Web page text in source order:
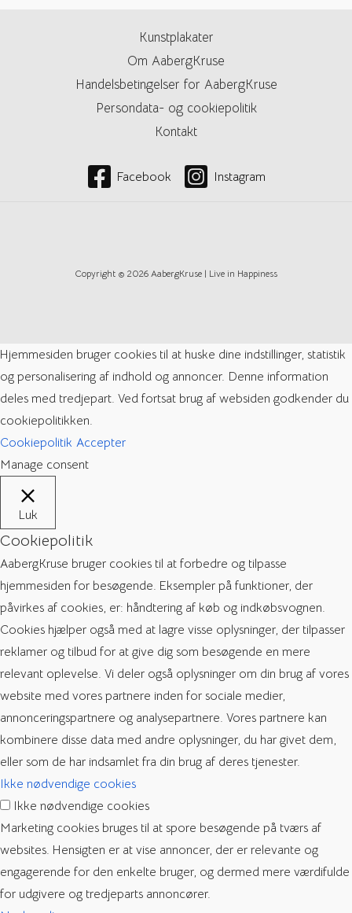
Kunstplakater
Om AabergKruse
Handelsbetingelser for AabergKruse
Persondata- og cookiepolitik
Kontakt
Facebook Instagram
Copyright © 2026 AabergKruse | Live in Happiness
Hjemmesiden bruger cookies til at huske dine indstillinger, statistik
og personalisering af indhold og annoncer. Denne information
deles med tredjepart. Ved fortsat brug af websiden godkender du
cookiepolitikken.
Cookiepolitik Accepter
Manage consent
Luk
Cookiepolitik
AabergKruse bruger cookies til at forbedre og tilpasse
hjemmesiden for besøgende. Eksempler på funktioner, der
påvirkes af cookies, er: håndtering af køb og indkøbsvognen.
Cookies hjælper også med at lagre visse oplysninger, der tilpasser
reklamer og tilbud for at give dig som besøgende en mere
relevant oplevelse. Vi deler også oplysninger om din brug af vores
website med vores partnere inden for sociale medier,
annonceringspartnere og analysepartnere. Vores partnere kan
kombinere disse data med andre oplysninger, du har givet dem,
eller som de har indsamlet fra din brug af deres tjenester.
Ikke nødvendige cookies
Ikke nødvendige cookies
Marketing cookies bruges til at spore besøgende på tværs af
websites. Hensigten er at vise annoncer, der er relevante og
engagerende for den enkelte bruger, og dermed mere værdifulde
for udgivere og tredjeparts annoncører.